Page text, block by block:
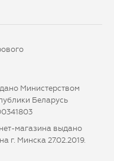
Министерством
Беларусь
магазина выдано
г. Минска 27.02.2019.